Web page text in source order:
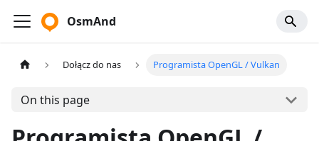
OsmAnd
Dołącz do nas Programista OpenGL / Vulkan
On this page